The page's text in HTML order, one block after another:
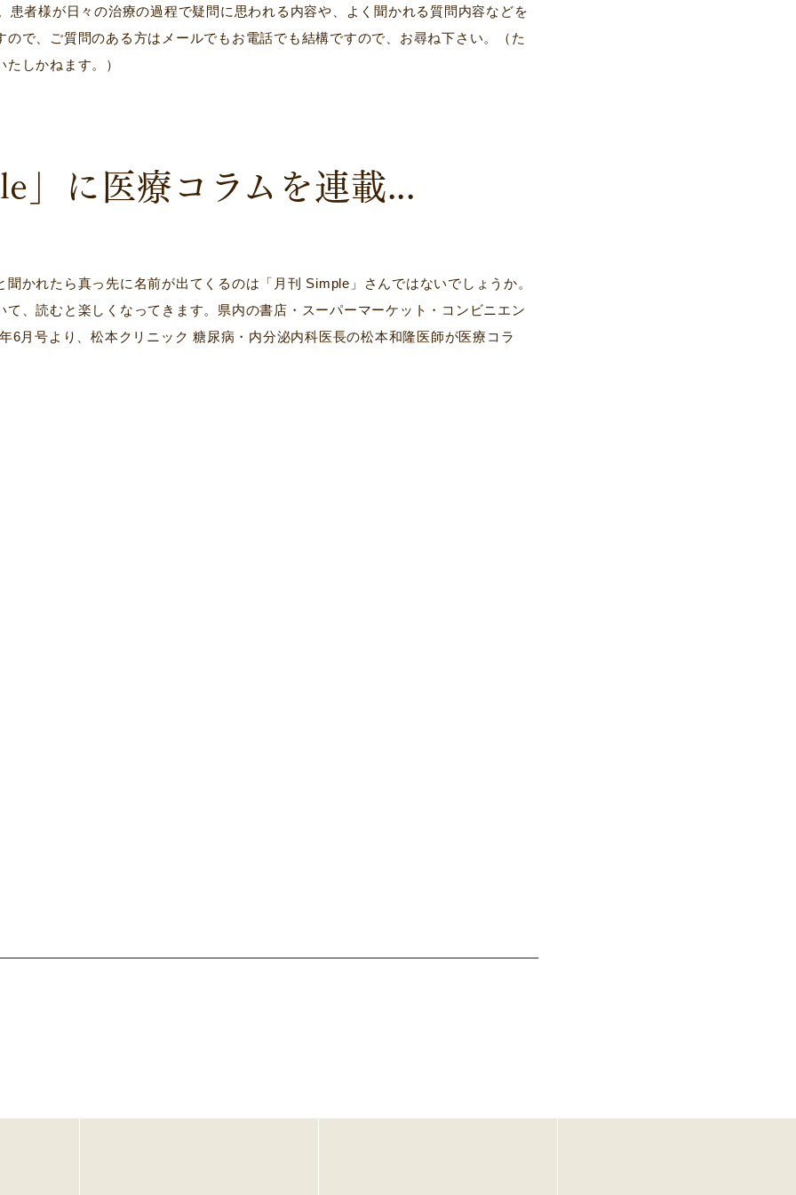
者様が日々の治療の過程で疑問に思われる内容や、よく聞かれる質問内容などを
で、ご質問のある方はメールでもお電話でも結構ですので、お尋ね下さい。（た
しかねます。）
」に医療コラムを連載...
かれたら真っ先に名前が出てくるのは「月刊 Simple」さんではないでしょうか。
、読むと楽しくなってきます。県内の書店・スーパーマーケット・コンビニエン
月号より、松本クリニック 糖尿病・内分泌内科医長の松本和隆医師が医療コラ